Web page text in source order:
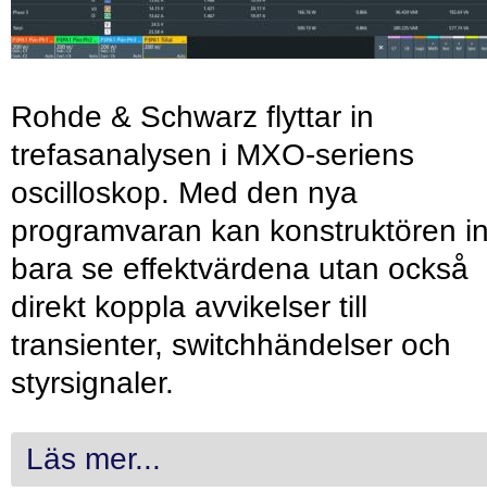
Rohde & Schwarz flyttar in
trefasanalysen i MXO-seriens
oscilloskop. Med den nya
programvaran kan konstruktören
bara se effektvärdena utan också
direkt koppla avvikelser till
transienter, switchhändelser och
styrsignaler.
Läs mer...